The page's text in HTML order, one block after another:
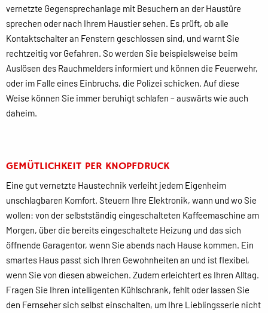
vernetzte Gegensprechanlage mit Besuchern an der Haustüre
sprechen oder nach Ihrem Haustier sehen. Es prüft, ob alle
Kontaktschalter an Fenstern geschlossen sind, und warnt Sie
rechtzeitig vor Gefahren. So werden Sie beispielsweise beim
Auslösen des Rauchmelders informiert und können die Feuerwehr,
oder im Falle eines Einbruchs, die Polizei schicken. Auf diese
Weise können Sie immer beruhigt schlafen – auswärts wie auch
daheim.
GEMÜTLICHKEIT PER KNOPFDRUCK
Eine gut vernetzte Haustechnik verleiht jedem Eigenheim
unschlagbaren Komfort. Steuern Ihre Elektronik, wann und wo Sie
wollen: von der selbstständig eingeschalteten Kaffeemaschine am
Morgen, über die bereits eingeschaltete Heizung und das sich
öffnende Garagentor, wenn Sie abends nach Hause kommen. Ein
smartes Haus passt sich Ihren Gewohnheiten an und ist flexibel,
wenn Sie von diesen abweichen. Zudem erleichtert es Ihren Alltag.
Fragen Sie Ihren intelligenten Kühlschrank, fehlt oder lassen Sie
den Fernseher sich selbst einschalten, um Ihre Lieblingsserie nicht